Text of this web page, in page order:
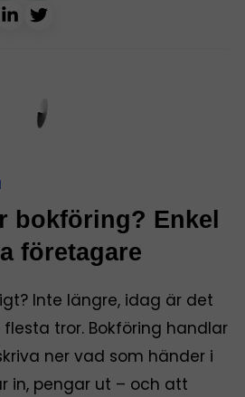
bokföring? Enkel
företagare
Inte längre, idag är det
tror. Bokföring handlar
ner vad som händer i
in, pengar ut – och att